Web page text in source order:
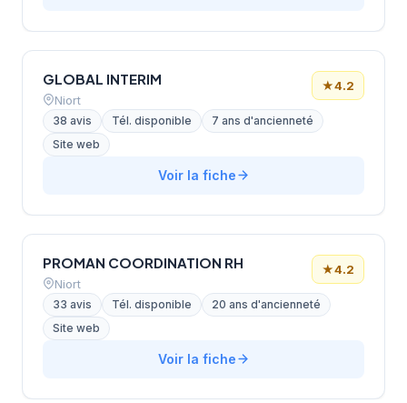
GLOBAL INTERIM
Niort
★4.2
38 avis Tél. disponible
7 ans d'ancienneté
Site web
Voir la fiche
PROMAN COORDINATION RH
Niort
★4.2
33 avis Tél. disponible
20 ans d'ancienneté
Site web
Voir la fiche